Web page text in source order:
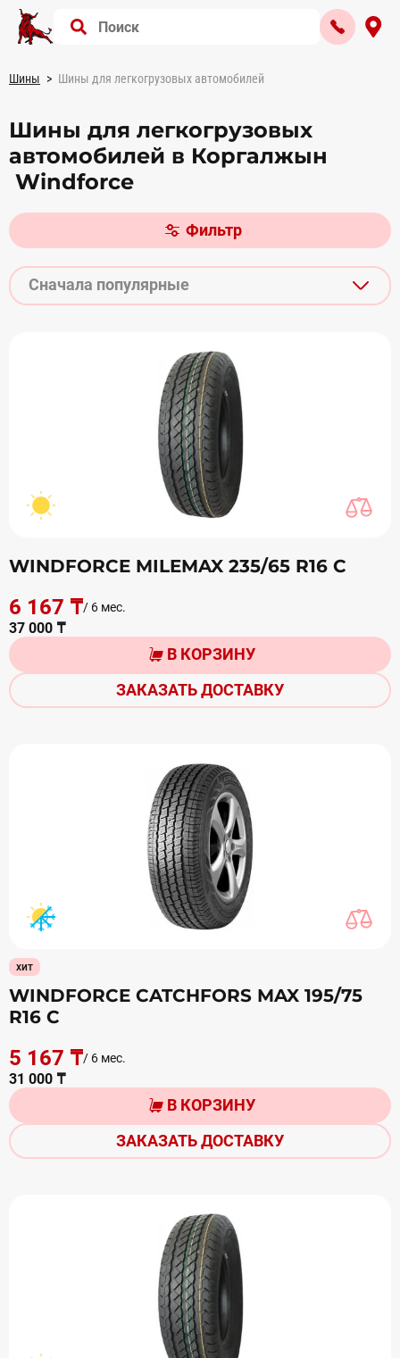
Шины Шины для легкогрузовых автомобилей
Шины для легкогрузовых
автомобилей в Коргалжын
Windforce
Фильтр
Сначала популярные
WINDFORCE MILEMAX 235/65 R16 С
6 167 ₸/ 6 мес.
37 000 ₸
В КОРЗИНУ
ЗАКАЗАТЬ ДОСТАВКУ
хит
WINDFORCE CATCHFORS MAX 195/75
R16 С
5 167 ₸/ 6 мес.
31 000 ₸
В КОРЗИНУ
ЗАКАЗАТЬ ДОСТАВКУ